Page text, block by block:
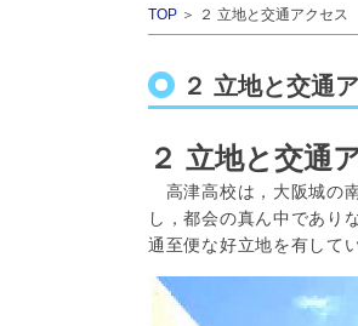
TOP ＞ ２ 立地と交通アクセス
２ 立地と交通
２ 立地と交通
高津高校は，大阪城の
し，都会の真ん中であり
通至便な好立地を有して